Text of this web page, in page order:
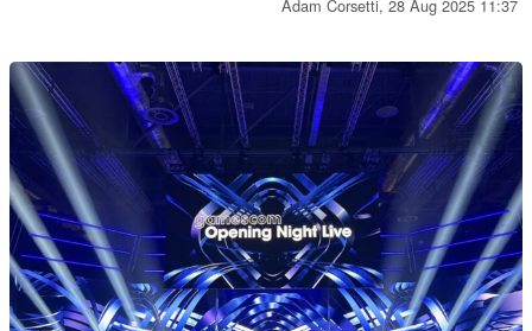
в будущем загружаемое превью. Режиссер и продюсер
персонажи сыграть какую-то роль в ее повествовании.
Adam Corsetti, 28 Aug 2025 11:37